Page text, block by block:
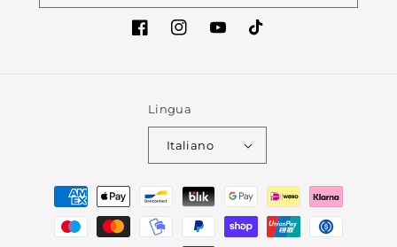
FacebookInstagramYouTubeTikTok
Lingua
Italiano
Metodi
pagamento